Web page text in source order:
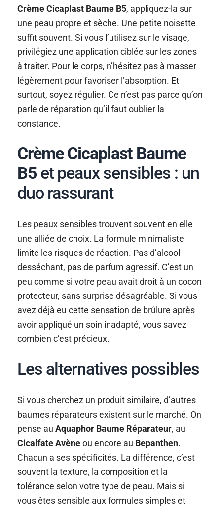
Crème Cicaplast Baume B5, appliquez-la sur
une peau propre et sèche. Une petite noisette
suffit souvent. Si vous l’utilisez sur le visage,
privilégiez une application ciblée sur les zones
à traiter. Pour le corps, n’hésitez pas à masser
légèrement pour favoriser l’absorption. Et
surtout, soyez régulier. Ce n’est pas parce qu’on
parle de réparation qu’il faut oublier la
constance.
Crème Cicaplast Baume
B5 et peaux sensibles : un
duo rassurant
Les peaux sensibles trouvent souvent en elle
une alliée de choix. La formule minimaliste
limite les risques de réaction. Pas d’alcool
desséchant, pas de parfum agressif. C’est un
peu comme si votre peau avait droit à un cocon
protecteur, sans surprise désagréable. Si vous
avez déjà eu cette sensation de brûlure après
avoir appliqué un soin inadapté, vous savez
combien c’est précieux.
Les alternatives possibles
Si vous cherchez un produit similaire, d’autres
baumes réparateurs existent sur le marché. On
pense auAquaphor Baume Réparateur, au
Cicalfate Avèneou encore au Bepanthen.
Chacun a ses spécificités. La différence, c’est
souvent la texture, la composition et la
tolérance selon votre type de peau. Mais si
vous êtes sensible aux formules simples et